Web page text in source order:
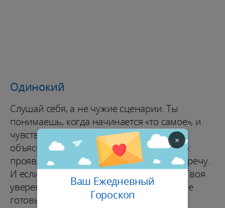
Одинокий
Слушай себя, а не чужие сценарии. Ты
понимаешь, когда начинается «то самое», и
чувствуешь это раньше, чем успеешь
объяснить словами. Начинай с простого:
проявляйся, знакомься, делай шаг навстречу.
И если сердце откликается, не тормози. Твоя
уверенность притягивает людей, которые
готовы быть рядом всерьез.
×
Ваш Ежедневный
Гороскоп